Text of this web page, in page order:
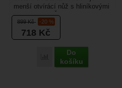
899Kč -20 %
718 Kč
Porovnat
Do
košíku
menší otvírácí nůž s hliníkovými
střenkami ze Švýcarska. Dá
vám to, co od...